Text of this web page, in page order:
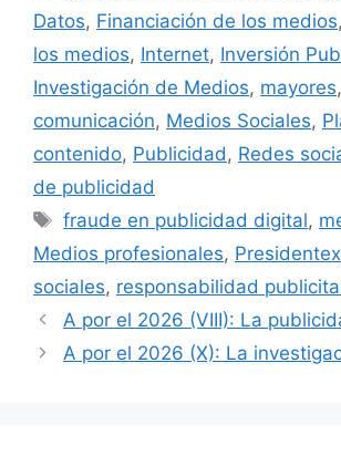
Datos, Financiación de los medios,
los medios, Internet, Inversión
Investigación de Medios, mayores,
comunicación, Medios Sociales,
contenido, Publicidad , Redes
de publicidad
Etiquetas
fraude en publicidad digital,
Medios profesionales, Presidentex
sociales, responsabilidad
A por el 2026 (VIII): La
A por el 2026 (X): La